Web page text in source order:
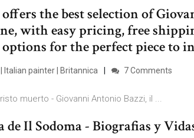
the best selection of
with easy pricing, free
for the perfect piece to
| Italian painter | Britannica 7 Comments
muerto - Giovanni Antonio Bazzi, il ...
de Il Sodoma - Biografias y